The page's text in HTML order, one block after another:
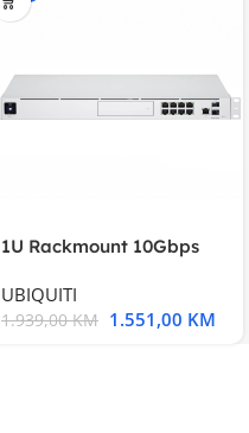
1U Rackmount 10Gbps
UBIQUITI
1.939,00KM 1.551,00 KM